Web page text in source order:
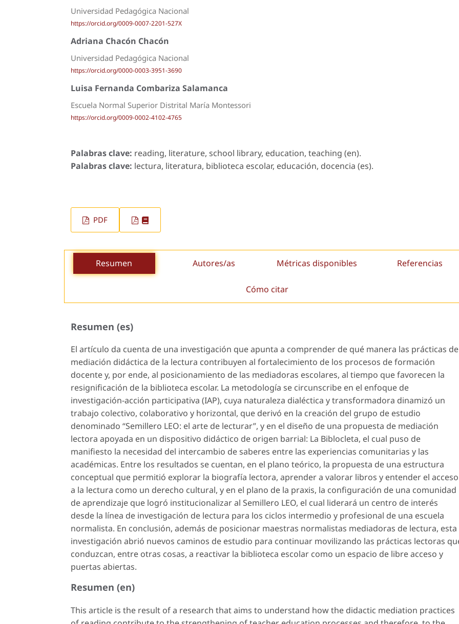
Universidad Pedagógica Nacional
https://orcid.org/0009-0007-2201-527X
Adriana Chacón Chacón
Universidad Pedagógica Nacional
https://orcid.org/0000-0003-3951-3690
Luisa Fernanda Combariza Salamanca
Escuela Normal Superior Distrital María Montessori
https://orcid.org/0009-0002-4102-4765
Palabras clave: reading, literature, school library, education, teaching (en).
Palabras clave: lectura, literatura, biblioteca escolar, educación, docencia (es).
PDF
Resumen Autores/as Métricas disponibles Referencias
Cómo citar
Resumen (es)
El artículo da cuenta de una investigación que apunta a comprender de qué manera las prácticas de
mediación didáctica de la lectura contribuyen al fortalecimiento de los procesos de formación
docente y, por ende, al posicionamiento de las mediadoras escolares, al tiempo que favorecen la
resignificación de la biblioteca escolar. La metodología se circunscribe en el enfoque de
investigación-acción participativa (IAP), cuya naturaleza dialéctica y transformadora dinamizó un
trabajo colectivo, colaborativo y horizontal, que derivó en la creación del grupo de estudio
denominado “Semillero LEO: el arte de lecturar”, y en el diseño de una propuesta de mediación
lectora apoyada en un dispositivo didáctico de origen barrial: La Biblocleta, el cual puso de
manifiesto la necesidad del intercambio de saberes entre las experiencias comunitarias y las
académicas. Entre los resultados se cuentan, en el plano teórico, la propuesta de una estructura
conceptual que permitió explorar la biografía lectora, aprender a valorar libros y entender el acceso
a la lectura como un derecho cultural, y en el plano de la praxis, la configuración de una comunidad
de aprendizaje que logró institucionalizar al Semillero LEO, el cual liderará un centro de interés
desde la línea de investigación de lectura para los ciclos intermedio y profesional de una escuela
normalista. En conclusión, además de posicionar maestras normalistas mediadoras de lectura, esta
investigación abrió nuevos caminos de estudio para continuar movilizando las prácticas lectoras
conduzcan, entre otras cosas, a reactivar la biblioteca escolar como un espacio de libre acceso y
puertas abiertas.
Resumen (en)
This article is the result of a research that aims to understand how the didactic mediation practices